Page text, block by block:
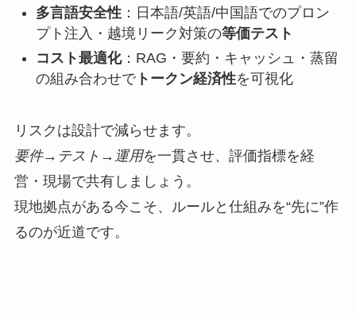
多言語安全性：日本語/英語/中国語でのプロン
プト注入・越境リーク対策の等価テスト
コスト最適化：RAG・要約・キャッシュ・蒸留
の組み合わせでトークン経済性を可視化
リスクは設計で減らせます。
要件→テスト→運用を一貫させ、評価指標を経
営・現場で共有しましょう。
現地拠点がある今こそ、ルールと仕組みを“先に”作
るのが近道です。